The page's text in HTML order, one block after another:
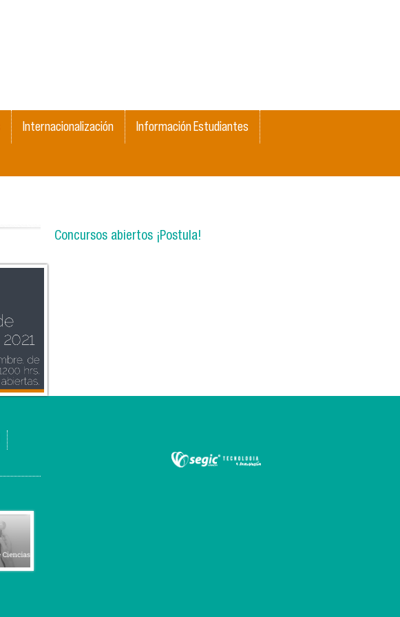
Internacionalización Información Estudiantes
Concursos abiertos ¡Postula!